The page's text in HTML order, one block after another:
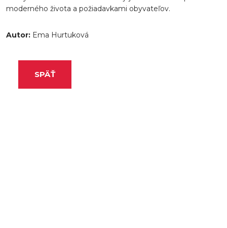
moderného života a požiadavkami obyvateľov.
Autor: Ema Hurtuková
SPÄŤ